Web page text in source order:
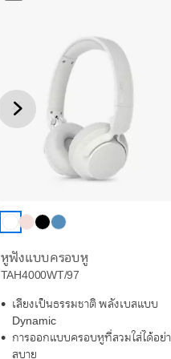
หูฟังแบบครอบหู
TAH4000WT/97
เสียงเป็นธรรมชาติ พลังเบสแบบ
Dynamic
การออกแบบครอบหูที่สวมใส่ได้อย่
สบาย